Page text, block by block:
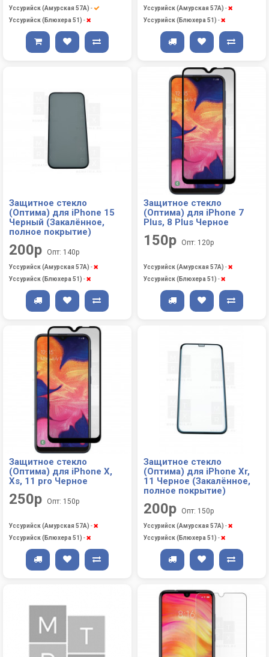
Уссурийск (Амурская 57А) -
Уссурийск (Блюхера 51) -
Уссурийск (Амурская 57А) -
Уссурийск (Блюхера 51) -
Защитное стекло
(Оптима) для iPhone 15
Черный (Закалённое,
полное покрытие)
200р Опт: 140р
Уссурийск (Амурская 57А) -
Уссурийск (Блюхера 51) -
Защитное стекло
(Оптима) для iPhone 7
Plus, 8 Plus Черное
150р Опт: 120р
Уссурийск (Амурская 57А) -
Уссурийск (Блюхера 51) -
Защитное стекло
(Оптима) для iPhone X,
Xs, 11 pro Черное
250р Опт: 150р
Уссурийск (Амурская 57А) -
Уссурийск (Блюхера 51) -
Защитное стекло
(Оптима) для iPhone Xr,
11 Черное (Закалённое,
полное покрытие)
200р Опт: 150р
Уссурийск (Амурская 57А) -
Уссурийск (Блюхера 51) -